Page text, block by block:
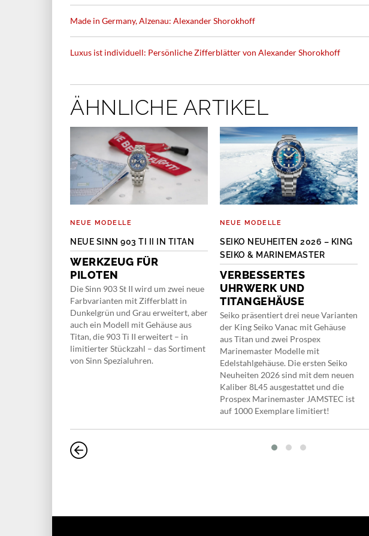
Made in Germany, Alzenau: Alexander Shorokhoff
Luxus ist individuell: Persönliche Zifferblätter von Alexander Shorokhoff
ÄHNLICHE ARTIKEL
NEUE MODELLE
NEUE SINN 903 TI II IN TITAN
WERKZEUG FÜR
PILOTEN
Die Sinn 903 St II wird um zwei neue
Farbvarianten mit Zifferblatt in
Dunkelgrün und Grau erweitert, aber
auch ein Modell mit Gehäuse aus
Titan, die 903 Ti II erweitert – in
limitierter Stückzahl – das Sortiment
von Sinn Spezialuhren.
NEUE MODELLE
SEIKO NEUHEITEN 2026 – KING
SEIKO & MARINEMASTER
VERBESSERTES
UHRWERK UND
TITANGEHÄUSE
Seiko präsentiert drei neue Varianten
der King Seiko Vanac mit Gehäuse
aus Titan und zwei Prospex
Marinemaster Modelle mit
Edelstahlgehäuse. Die ersten Seiko
Neuheiten 2026 sind mit dem neuen
Kaliber 8L45 ausgestattet und die
Prospex Marinemaster JAMSTEC ist
auf 1000 Exemplare limitiert!